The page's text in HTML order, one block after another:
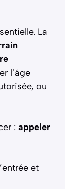
La
l’âge
ou
: appeler
et